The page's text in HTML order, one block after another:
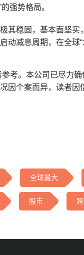
强势格局。
其稳固，基本面坚
动减息周期，在全球
考。本公司已尽力
因个案而异，读者因
全球最大
股市